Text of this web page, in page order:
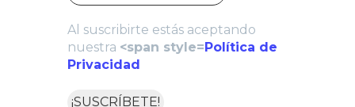
Al suscribirte estás aceptando
nuestra <span style=Política de
Privacidad